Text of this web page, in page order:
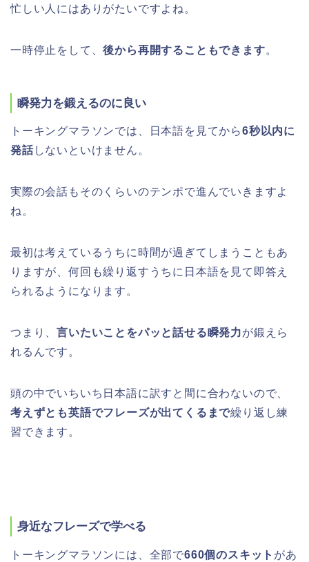
忙しい人にはありがたいですよね。
一時停止をして、後から再開することもできます。
瞬発力を鍛えるのに良い
トーキングマラソンでは、日本語を見てから6秒以内に
発話しないといけません。
実際の会話もそのくらいのテンポで進んでいきますよ
ね。
最初は考えているうちに時間が過ぎてしまうこともあ
りますが、何回も繰り返すうちに日本語を見て即答え
られるようになります。
つまり、言いたいことをパッと話せる瞬発力が鍛えら
れるんです。
頭の中でいちいち日本語に訳すと間に合わないので、
考えずとも英語でフレーズが出てくるまで繰り返し練
習できます。
身近なフレーズで学べる
トーキングマラソンには、全部で660個のスキット があ